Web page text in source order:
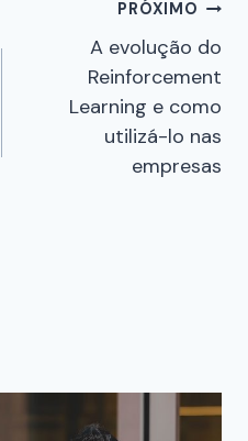
PRÓXIMO
A evolução do
Reinforcement
Learning e como
utilizá-lo nas
empresas